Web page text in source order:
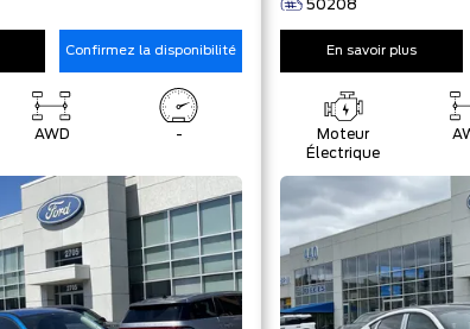
Confirmez la disponibilité
AWD -
50208
En savoir plus
Moteur
Électrique